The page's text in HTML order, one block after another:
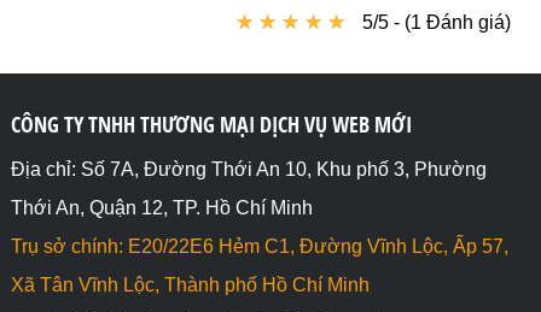
★ ★ ★ ★ ★
★ ★ ★ ★ ★ 5/5 - (1 Đánh giá)
CÔNG TY TNHH THƯƠNG MẠI DỊCH VỤ WEB MỚI
Địa chỉ: Số 7A, Đường Thới An 10, Khu phố 3, Phường
Thới An, Quận 12, TP. Hồ Chí Minh
Trụ sở chính: E20/22E6 Hẻm C1, Đường Vĩnh Lộc, Ấp 57,
Xã Tân Vĩnh Lộc, Thành phố Hồ Chí Minh